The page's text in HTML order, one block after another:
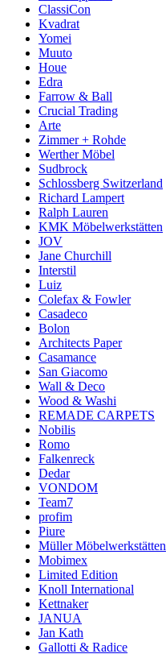
ClassiCon
Kvadrat
Yomei
Muuto
Houe
Edra
Farrow & Ball
Crucial Trading
Arte
Zimmer + Rohde
Werther Möbel
Sudbrock
Schlossberg Switzerland
Richard Lampert
Ralph Lauren
KMK Möbelwerkstätten
JOV
Jane Churchill
Interstil
Luiz
Colefax & Fowler
Casadeco
Bolon
Architects Paper
Casamance
San Giacomo
Wall & Deco
Wood & Washi
REMADE CARPETS
Nobilis
Romo
Falkenreck
Dedar
VONDOM
Team7
profim
Piure
Müller Möbelwerkstätten
Mobimex
Limited Edition
Knoll International
Kettnaker
JANUA
Jan Kath
Gallotti & Radice